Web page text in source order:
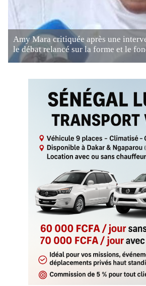
Amy Mara critiquée après une
le débat relancé sur la forme et le